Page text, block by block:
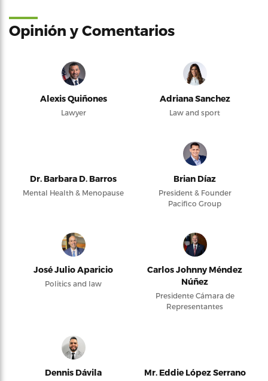
Opinión y Comentarios
Alexis Quiñones
Lawyer
Adriana Sanchez
Law and sport
Dr. Barbara D. Barros
Mental Health & Menopause
Brian Díaz
President & Founder
Pacifico Group
José Julio Aparicio
Politics and law
Carlos Johnny Méndez
Núñez
Presidente Cámara de
Representantes
Dennis Dávila Mr. Eddie López Serrano